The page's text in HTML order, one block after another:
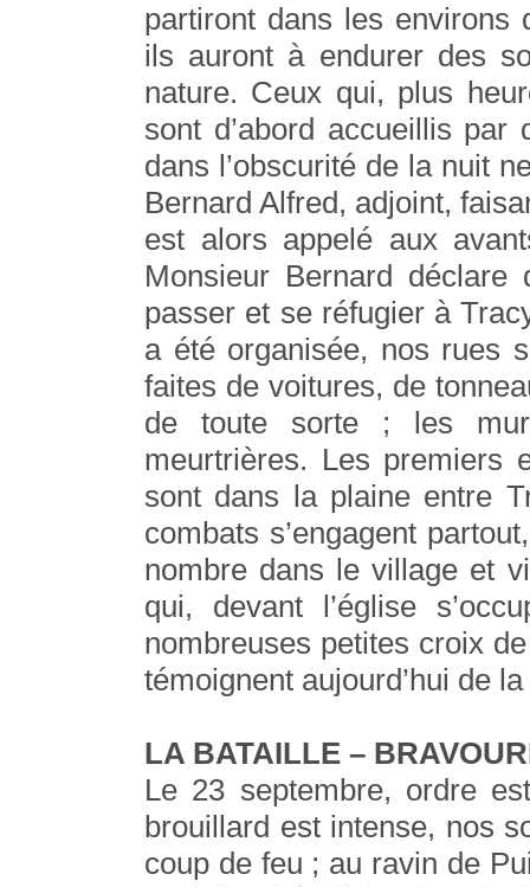
partiront dans les environs
ils auront à endurer des
nature. Ceux qui, plus
sont d’abord accueillis
dans l’obscurité de la nuit
Bernard Alfred, adjoint,
est alors appelé aux
Monsieur Bernard
passer et se réfugier à
a été organisée, nos rues
faites de voitures, de
de toute sorte ; les
meurtrières. Les premiers
sont dans la plaine entre
combats s’engagent
nombre dans le village et
qui, devant l’église
nombreuses petites croix
témoignent aujourd’hui de
LA BATAILLE –
Le 23 septembre, ordre
brouillard est intense, nos
coup de feu ; au ravin de